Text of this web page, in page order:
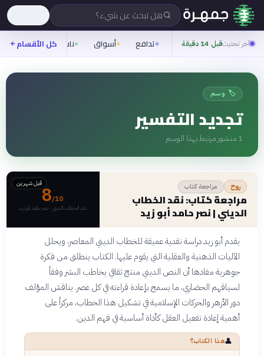
هل تبحث عن شيء؟
آخر تحديثقبل 14 دقيقة تدافع أسواق ناس روح
كل الأقسام
🏷️ وسم
تجديد التفسير
1 منشور مرتبط بهذا الوسم
روح مراجعة كتاب
مراجعة كتاب: نقد الخطاب
الديني | نصر حامد أبو زيد
قبل شهرين8/10
نقد الخطاب الديني · نصر حامد أبو زيد
يقدم أبو زيد دراسة نقدية عميقة للخطاب الديني المعاصر، ويحلل
الآليات الذهنية والعقلية التي يقوم عليها. الكتاب ينطلق من فكرة
جوهرية مفادها أن النص الديني منتج ثقافي يخاطب البشر وفقاً
لسياقهم الحضاري، ما يسمح بإعادة قراءته في كل عصر. يناقش المؤلف
دور الأزهر والحركات الإسلامية في تشكيل هذا الخطاب، مركزاً على
أهمية إعادة تفعيل العقل كأداة أساسية في فهم الدين.
👤هذا الكتاب؟